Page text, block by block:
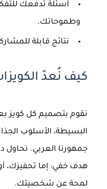
أسئلة تدفعك
وطموحاتك.
نتائج قابلة
كيف نُعدّ
نقوم بتصميم كل كويز
البسيطة، الأسلوب
جمهورنا العربي. نحاول
هدف خفي: إما تحفيزك،
لمحة عن شخصيتك.